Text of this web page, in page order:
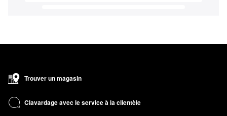
Trouver un magasin
Clavardage avec le service à la clientèle